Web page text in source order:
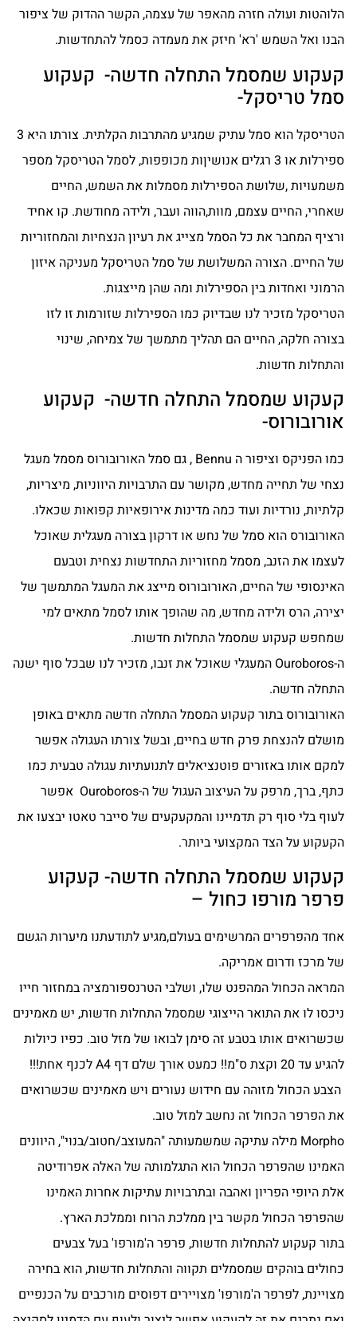
הלוהטות ועולה חזרה מהאפר של עצמה, הקשר ההדוק של ציפור
הבנו ואל השמש 'רא' חיזק את מעמדה כסמל להתחדשות.
קעקוע שמסמל התחלה חדשה- קעקוע
סמל טריסקל-
הטריסקל הוא סמל עתיק שמגיע מהתרבות הקלתית. צורתו היא 3
ספירלות או 3 רגלים אנושיןות מכופפות, לסמל הטריסקל מספר
משמעויות ,שלושת הספירלות מסמלות את השמש, החיים
שאחרי, החיים עצמם, מוות,הווה ועבר, ולידה מחודשת. קו אחיד
ורציף המחבר את כל הסמל מצייג את רעיון הנצחיות והמחזוריות
של החיים. הצורה המשלושת של סמל הטריסקל מעניקה איזון
הרמוני ואחדות בין הספירלות ומה שהן מייצגות.
הטריסקל מזכיר לנו שבדיוק כמו הספירלות שזורמות זו לזו
בצורה חלקה, החיים הם תהליך מתמשך של צמיחה, שינוי
והתחלות חדשות.
קעקוע שמסמל התחלה חדשה- קעקוע
אורובורוס-
כמו הפניקס וציפור ה Bennu , גם סמל האורובורוס מסמל מעגל
נצחי של תחייה מחדש, מקושר עם התרבויות היווניות, מיצריות,
קלתיות, נורדיות ועוד כמה מדינות אירופאיות קפואות שכאלו.
האורובורס הוא סמל של נחש או דרקון בצורה מעגלית שאוכל
לעצמו את הזנב, מסמל מחזוריות התחדשות נצחית וטבעם
האינסופי של החיים, האורובורוס מייצג את המעגל המתמשך של
יצירה, הרס ולידה מחדש, מה שהופך אותו לסמל מתאים למי
שמחפש קעקוע שמסמל התחלות חדשות.
ה-Ouroboros המעגלי שאוכל את זנבו, מזכיר לנו שבכל סוף ישנה
התחלה חדשה.
האורובורוס בתור קעקוע המסמל התחלה חדשה מתאים באופן
מושלם להנצחת פרק חדש בחיים, ובשל צורתו העגולה אפשר
למקם אותו באזורים פוטנציאלים לתנועתיות עגולה טבעית כמו
כתף, ברך, מרפק על העיצוב העגול של ה-Ouroboros אפשר
לעוף בלי סוף רק תדמיינו והמקעקעים של סייבר טאטו יבצעו את
הקעקוע על הצד המקצועי ביותר.
קעקוע שמסמל התחלה חדשה- קעקוע
פרפר מורפו כחול –
אחד מהפרפרים המרשימים בעולם,מגיע לתודעתנו מיערות הגשם
של מרכז ודרום אמריקה.
המראה הכחול המהפנט שלו, ושלבי הטרנספורמציה במחזור חייו
ניכסו לו את התואר הייצוגי שמסמל התחלות חדשות, יש מאמינים
שכשרואים אותו בטבע זה סימן לבואו של מזל טוב. כפיו כיולות
להגיע עד 20 וקצת ס"מ!! כמעט אורך שלם דף A4 לכנף אחת!!!
הצבע הכחול מזוהה עם חידוש נעורים ויש מאמינים שכשרואים
את הפרפר הכחול זה נחשב למזל טוב.
Morpho מילה עתיקה שמשמעותה "המעוצב/חטוב/בנוי", היוונים
האמינו שהפרפר הכחול הוא התגלמותה של האלה אפרודיטה
אלת היופי הפריון ואהבה ובתרבויות עתיקות אחרות האמינו
שהפרפר הכחול מקשר בין ממלכת הרוח וממלכת הארץ.
בתור קעקוע להתחלות חדשות, פרפר ה'מורפו' בעל צבעים
כחולים בוהקים שמסמלים תקווה והתחלות חדשות, הוא בחירה
מצויינת, לפרפר ה'מורפו' מצויירים דפוסים מורכבים על הכנפיים